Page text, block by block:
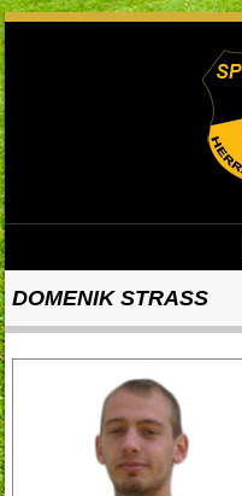
DOMENIK STRASS